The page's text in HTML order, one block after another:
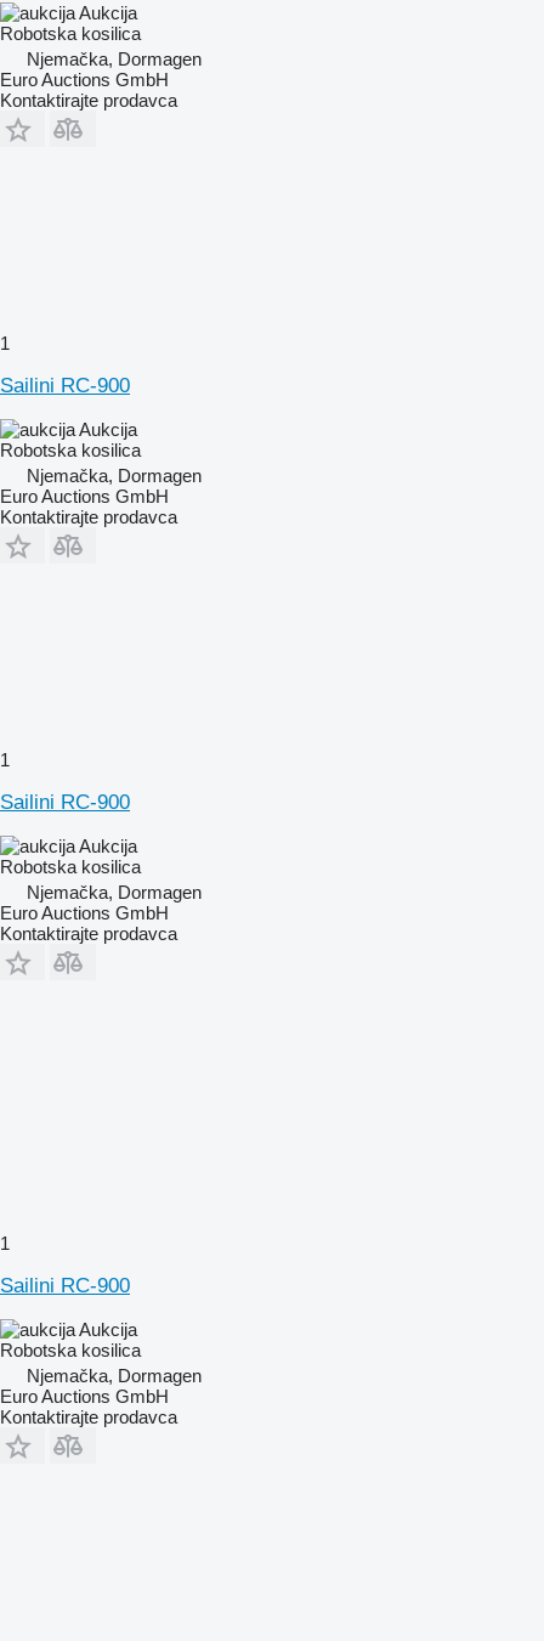
Aukcija
Robotska kosilica
Njemačka, Dormagen
Euro Auctions GmbH
Kontaktirajte prodavca
1
Sailini RC-900
Aukcija
Robotska kosilica
Njemačka, Dormagen
Euro Auctions GmbH
Kontaktirajte prodavca
1
Sailini RC-900
Aukcija
Robotska kosilica
Njemačka, Dormagen
Euro Auctions GmbH
Kontaktirajte prodavca
1
Sailini RC-900
Aukcija
Robotska kosilica
Njemačka, Dormagen
Euro Auctions GmbH
Kontaktirajte prodavca